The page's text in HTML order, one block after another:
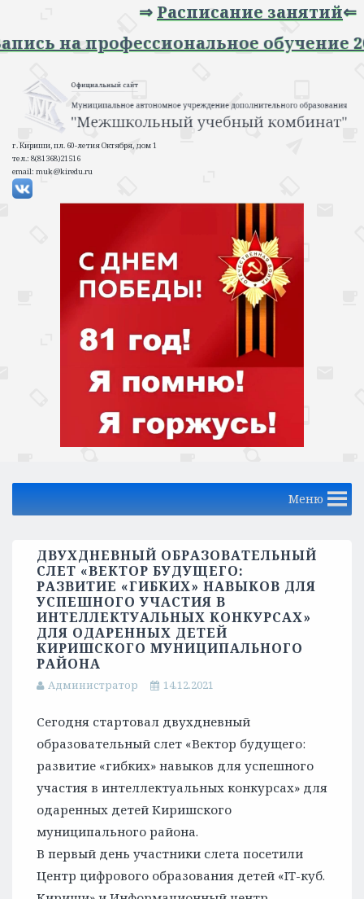
Расписание занятий⇐
Запись на профессиональное
г. Кириши, пл. 60-летия Октября, дом 1
тел.: 8(81368)21516
email: muk@kiredu.ru
Меню
ДВУХДНЕВНЫЙ ОБРАЗОВАТЕЛЬНЫЙ
СЛЕТ «ВЕКТОР БУДУЩЕГО:
РАЗВИТИЕ «ГИБКИХ» НАВЫКОВ ДЛЯ
УСПЕШНОГО УЧАСТИЯ В
ИНТЕЛЛЕКТУАЛЬНЫХ КОНКУРСАХ»
ДЛЯ ОДАРЕННЫХ ДЕТЕЙ
КИРИШСКОГО МУНИЦИПАЛЬНОГО
РАЙОНА
Администратор 14.12.2021
Сегодня стартовал двухдневный
образовательный слет «Вектор будущего:
развитие «гибких» навыков для успешного
участия в интеллектуальных конкурсах» для
одаренных детей Киришского
муниципального района.
В первый день участники слета посетили
Центр цифрового образования детей «IT-куб.